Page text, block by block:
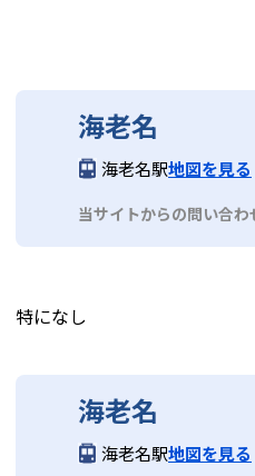
海老名
海老名駅地図を見る
当サイトからの問い合
特になし
海老名
海老名駅地図を見る